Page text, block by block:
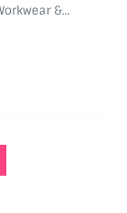
&…